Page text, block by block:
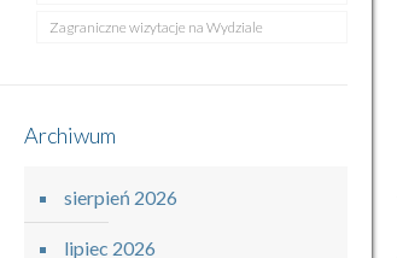
Zagraniczne wizytacje na Wydziale
Archiwum
sierpień 2026
lipiec 2026